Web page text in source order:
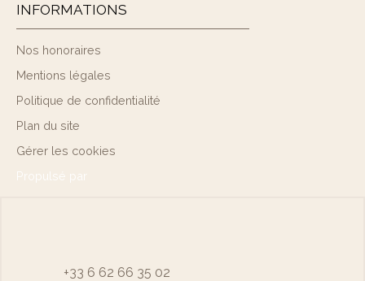
INFORMATIONS
Nos honoraires
Mentions légales
Politique de confidentialité
Plan du site
Gérer les cookies
Propulsé par
+33 6 62 66 35 02